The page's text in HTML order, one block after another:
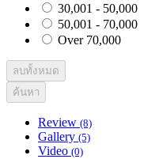
30,001 - 50,000
50,001 - 70,000
Over 70,000
ลบทั้งหมด
ค้นหา
Review (8)
Gallery (5)
Video (0)